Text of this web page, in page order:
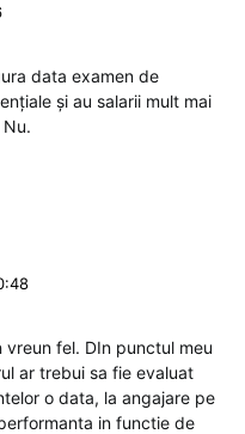
data examen de
și au salarii mult mai
fel. DIn punctul meu
ar trebui sa fie evaluat
o data, la angajare pe
in functie de